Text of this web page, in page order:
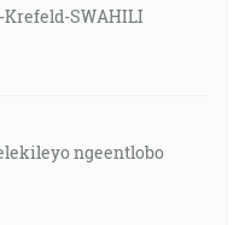
Krefeld-SWAHILI
ngeentlobo